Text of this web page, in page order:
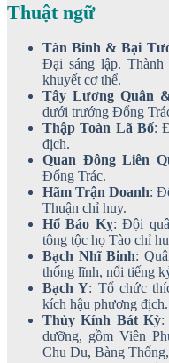
Thuật ngữ
Tàn Binh & Bại
Đại sáng lập.
khuyết cơ thể.
Tây Lương Quân
dưới trướng Đổng
Thập Toàn Lã Bố:
địch.
Quan Đông Liên
Đổng Trác.
Hãm Trận Doanh:
Thuận chỉ huy.
Hổ Báo Kỵ: Đội
tông tộc họ Tào chỉ
Bạch Nhĩ Binh:
thống lĩnh, nổi tiếng
Bạch Y: Tổ chức
kích hậu phương địch.
Thủy Kính Bát Kỳ:
dưỡng, gồm Viên
Chu Du, Bàng